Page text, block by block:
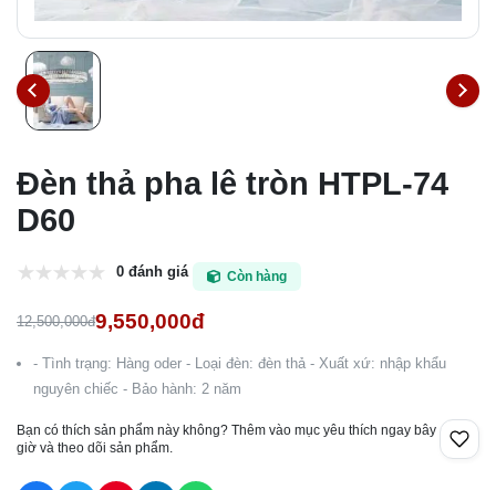
Đèn thả pha lê tròn HTPL-74
D60
0 đánh giá Còn hàng
12,500,000đ9,550,000đ
- Tình trạng: Hàng oder - Loại đèn: đèn thả - Xuất xứ: nhập khẩu
nguyên chiếc - Bảo hành: 2 năm
Bạn có thích sản phẩm này không? Thêm vào mục yêu thích ngay bây
giờ và theo dõi sản phẩm.